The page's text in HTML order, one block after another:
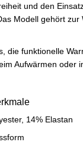
und den
Modell gehört zur
die funktionelle
Aufwärmen oder
14% Elastan